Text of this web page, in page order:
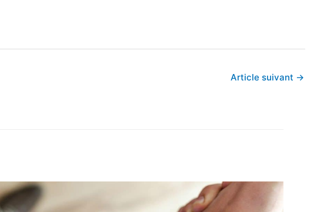
Article suivant →